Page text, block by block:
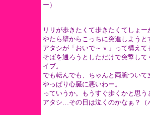
ー）
リリが歩きたくて歩きたくてしょ
やたら壁からこっちに突進しよう
アタシが「おいで～ｖ」って構え
そばを通ろうとしただけで突撃し
イブ。
でも転んでも、ちゃんと両腕つい
やっぱり心臓に悪いわー。
っていうか。もうすぐ歩くかと思
アタシ…その日は泣くのかなぁ？（